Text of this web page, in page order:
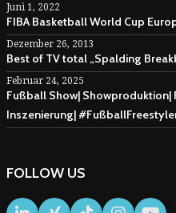
Juni 1, 2022
FIBA Basketball World Cup
Dezember 26, 2013
Best of TV total „Spalding
Februar 24, 2025
Fußball Show|
Inszenierung|
FOLLOW US